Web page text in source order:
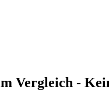
Vergleich -